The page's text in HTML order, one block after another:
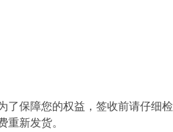
了保障您的权益，签收前请仔细检
重新发货。